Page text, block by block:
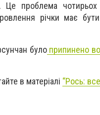
Це проблема
річки має
булоприпинено
в матеріалі “Рось: